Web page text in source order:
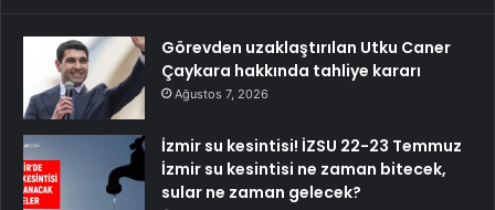
Görevden uzaklaştırılan Utku Caner
Çaykara hakkında tahliye kararı
Ağustos 7, 2026
İzmir su kesintisi! İZSU 22-23 Temmuz
İzmir su kesintisi ne zaman bitecek,
sular ne zaman gelecek?